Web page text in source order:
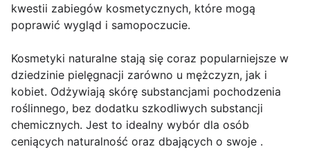
kwestii zabiegów kosmetycznych, które mogą
poprawić wygląd i samopoczucie.
Kosmetyki naturalne stają się coraz popularniejsze w
dziedzinie pielęgnacji zarówno u mężczyzn, jak i
kobiet. Odżywiają skórę substancjami pochodzenia
roślinnego, bez dodatku szkodliwych substancji
chemicznych. Jest to idealny wybór dla osób
ceniących naturalność oraz dbających o swoje .